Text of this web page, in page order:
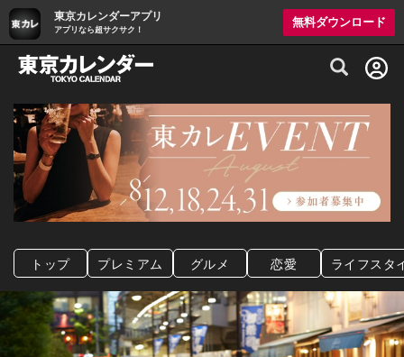
東京カレンダーアプリ
アプリなら超サクサク！
無料ダウンロード
グルメ情報・プレミアムレストラン予約
トップ プレミアム グルメ 恋愛 ライフスタ